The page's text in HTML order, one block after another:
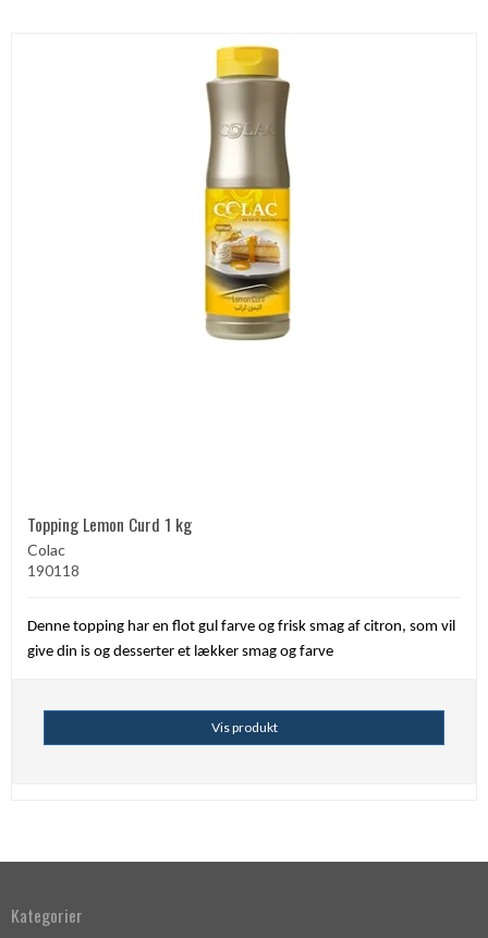
Topping Lemon Curd 1 kg
Colac
190118
Denne topping har en flot gul farve og frisk smag af citron, som vil
give din is og desserter et lækker smag og farve
Vis produkt
Kategorier